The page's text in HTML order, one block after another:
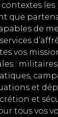
les
que
de
vos
:
et
et
tous vos